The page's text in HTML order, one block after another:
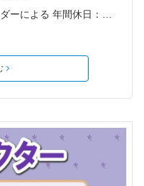
シフト制 勤務カレンダーによる 年間休日：87日